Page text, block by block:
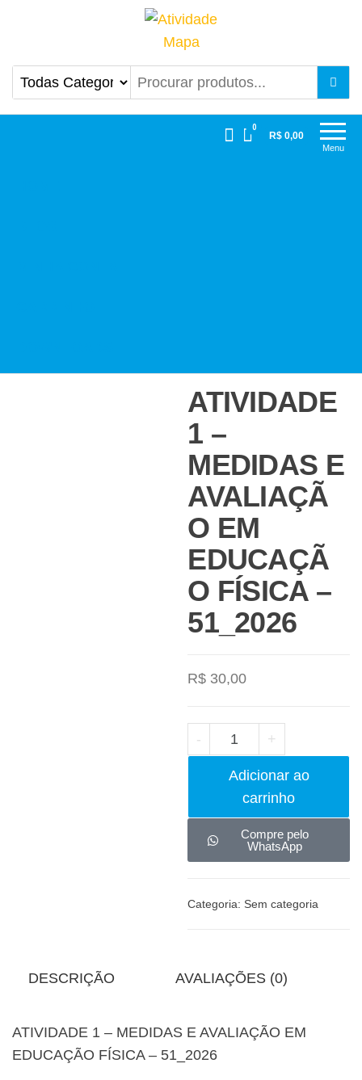
Atividade Mapa Mapa UniCesumar
Menu
0
R$ 0,00
ATIVIDADE
1 –
MEDIDAS E
AVALIAÇÃ
O EM
EDUCAÇÃ
O FÍSICA –
51_2026
R$ 30,00
- +
Adicionar ao
carrinho
Compre pelo
WhatsApp
Categoria: Sem categoria
DESCRIÇÃO AVALIAÇÕES (0)
ATIVIDADE 1 – MEDIDAS E AVALIAÇÃO EM
EDUCAÇÃO FÍSICA – 51_2026